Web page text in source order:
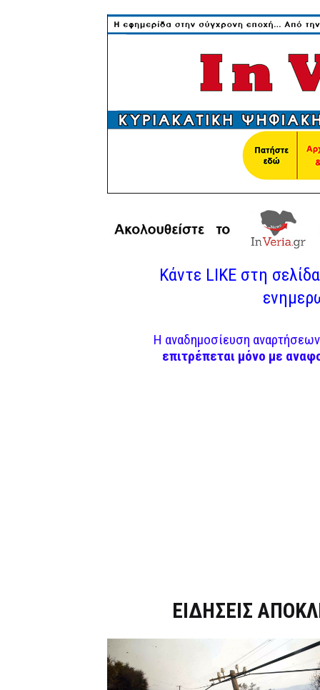
Κάντε LIKE στη
Η αναδημοσίευση
επιτρέπεται μόνο με
ΕΙΔΗΣΕΙΣ